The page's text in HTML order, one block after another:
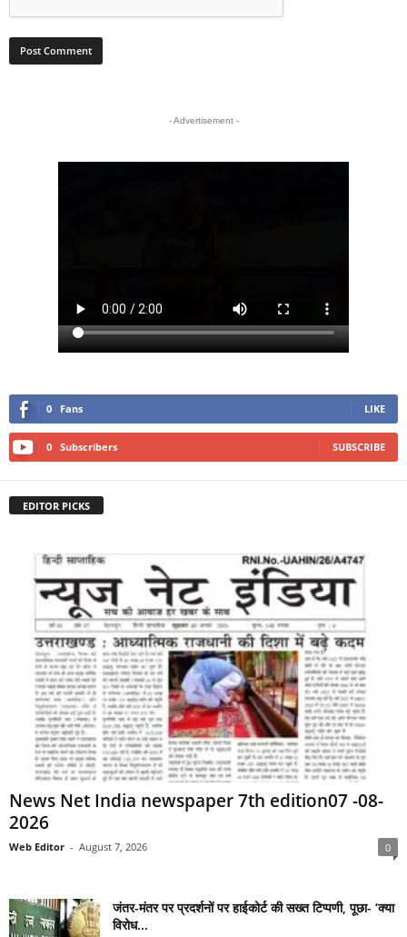
- Advertisement -
0 Fans LIKE
0 Subscribers SUBSCRIBE
EDITOR PICKS
News Net India newspaper 7th edition07 -08-
2026
Web Editor - August 7, 2026 0
जंतर-मंतर पर प्रदर्शनों पर हाईकोर्ट की सख्त टिप्पणी, पूछा- ‘क्या
विरोध...